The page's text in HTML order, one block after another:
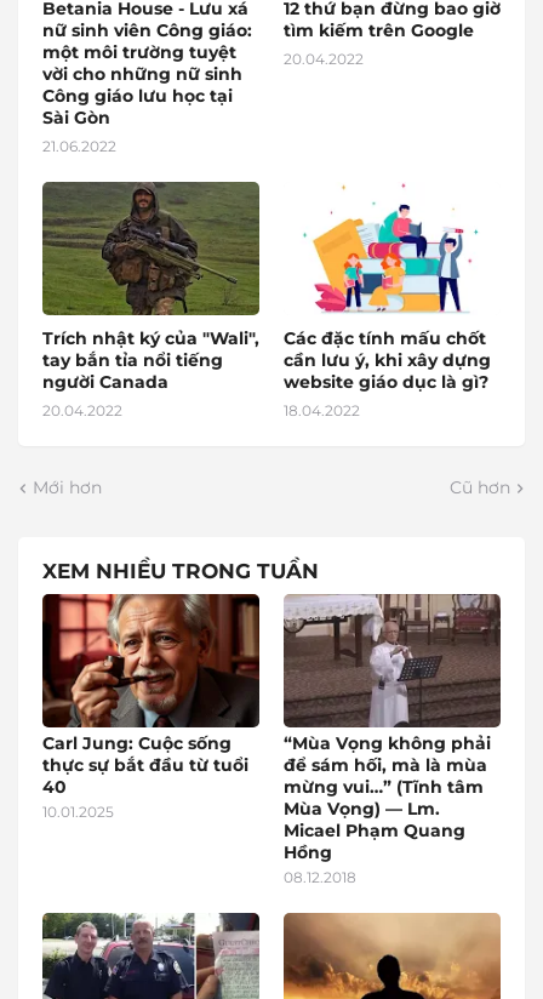
Betania House - Lưu xá
nữ sinh viên Công giáo:
một môi trường tuyệt
vời cho những nữ sinh
Công giáo lưu học tại
Sài Gòn
21.06.2022
12 thứ bạn đừng bao giờ
tìm kiếm trên Google
20.04.2022
Trích nhật ký của "Wali",
tay bắn tỉa nổi tiếng
người Canada
20.04.2022
Các đặc tính mấu chốt
cần lưu ý, khi xây dựng
website giáo dục là gì?
18.04.2022
Mới hơn Cũ hơn
XEM NHIỀU TRONG TUẦN
Carl Jung: Cuộc sống
thực sự bắt đầu từ tuổi
40
10.01.2025
“Mùa Vọng không phải
để sám hối, mà là mùa
mừng vui…” (Tĩnh tâm
Mùa Vọng) — Lm.
Micael Phạm Quang
Hồng
08.12.2018